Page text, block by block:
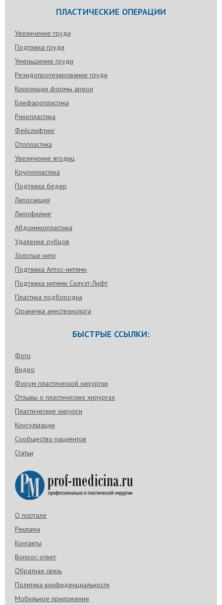
ПЛАСТИЧЕСКИЕ ОПЕРАЦИИ
Увеличение груди
Подтяжка груди
Уменьшение груди
Реэндопротезирование груди
Коррекция формы ареол
Блефаропластика
Ринопластика
Фейслифтинг
Отопластика
Увеличение ягодиц
Круропластика
Подтяжка бедер
Липосакция
Липофилинг
Абдоминопластика
Удаление рубцов
Золотые нити
Подтяжка Аптос-нитями
Подтяжка нитями Силуэт-Лифт
Пластика подбородка
Страничка анестезиолога
БЫСТРЫЕ ССЫЛКИ:
Фото
Видео
Форум пластической хирургии
Отзывы о пластических хирургах
Пластические хирурги
Консультации
Сообщество пациентов
Статьи
О портале
Реклама
Контакты
Вопрос-ответ
Обратная связь
Политика конфиденциальности
Мобильное приложение